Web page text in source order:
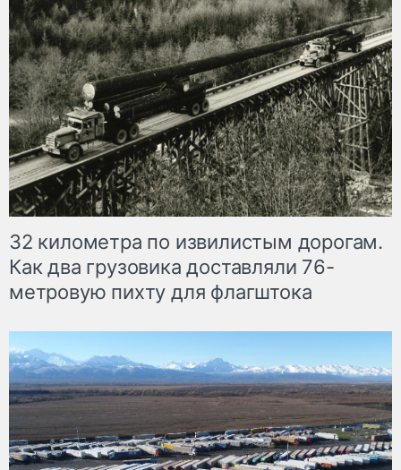
32 километра по извилистым дорогам.
Как два грузовика доставляли 76-
метровую пихту для флагштока